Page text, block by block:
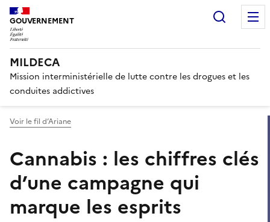
Panneau de gestion des
GOUVERNEMENT
MILDECA
Mission interministérielle de lutte contre les drogues et les
conduites addictives
Voir le fil d’Ariane
Cannabis : les chiffres clés
d’une campagne qui
marque les esprits